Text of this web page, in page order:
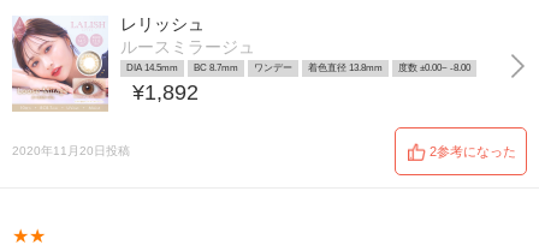
レリッシュ
ルースミラージュ
DIA 14.5mm BC 8.7mm ワンデー 着色直径 13.8mm 度数 ±0.00~ -8.00
¥1,892
2020年11月20日投稿 2参考になった
★★